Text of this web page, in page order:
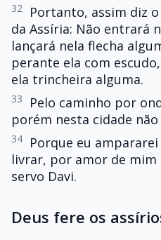
32
Portanto, assim diz
da Assíria: Não entrará
lançará nela flecha
perante ela com
ela trincheira alguma.
33
Pelo caminho por
porém nesta cidade
34
Porque eu
livrar, por amor de mim
servo Davi.
Deus fere os